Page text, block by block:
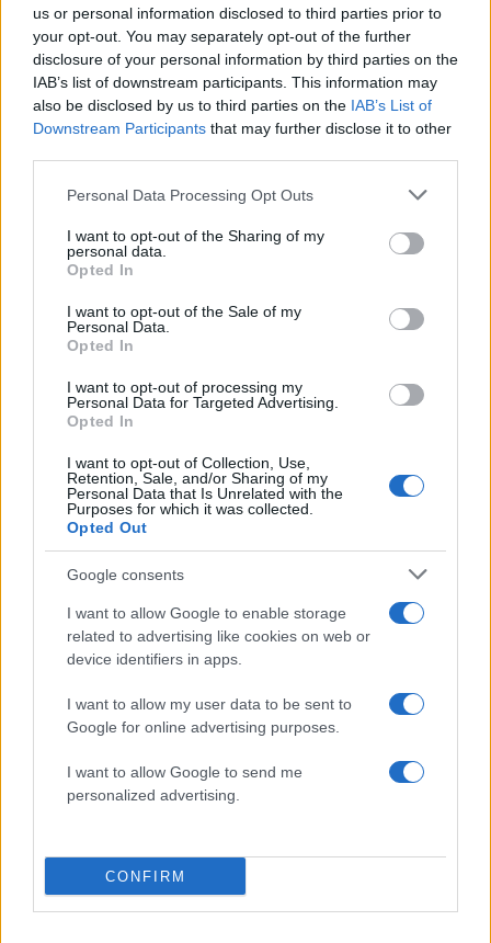
us or personal information disclosed to third parties prior to
your opt-out. You may separately opt-out of the further
disclosure of your personal information by third parties on the
IAB’s list of downstream participants. This information may
also be disclosed by us to third parties on the IAB’s List of
Downstream Participants that may further disclose it to other
Please note that this website/app uses one or more Google
not limited to your visit or usage behaviour. You may click to
grant or deny consent to Google and its third-party tags to
use your data for below specified purposes in below Google
consent section.
Personal Data Processing Opt Outs
I want to opt-out of the Sharing of my
personal data.
Opted In
I want to opt-out of the Sale of my
Personal Data.
Opted In
I want to opt-out of processing my
Personal Data for Targeted Advertising.
Opted In
I want to opt-out of Collection, Use,
Retention, Sale, and/or Sharing of my
Personal Data that Is Unrelated with the
Purposes for which it was collected.
Opted Out
Google consents
I want to allow Google to enable storage
related to advertising like cookies on web or
device identifiers in apps.
I want to allow my user data to be sent to
Google for online advertising purposes.
I want to allow Google to send me
personalized advertising.
CONFIRM
Lifestyle
ΝΙΚΟΣ ΕΥΑΓΓΕΛΑΤΟΣ
ΤΑΤΙΑΝΑ ΣΤΕΦΑΝΙΔΟΥ
Share:
τελευταία νέατης ημέρας
Κυψέλη: «Δεν μπορώ να το
πιστέψω» – Σοκαρισμένο
το ζευγάρι Αμερικανών
που «υιοθέτησε» τον
26χρονο Αφγανό στη
Λέσβο
Σέρρες -
συγκρούστηκε με